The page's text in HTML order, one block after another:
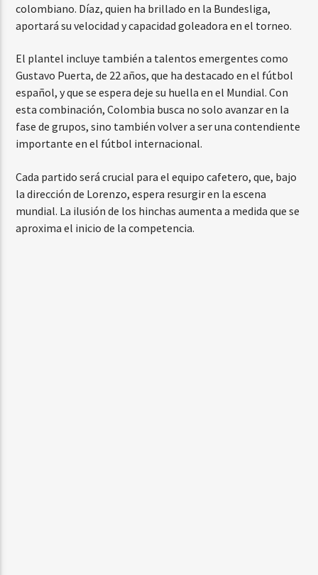
colombiano. Díaz, quien ha brillado en la Bundesliga,
aportará su velocidad y capacidad goleadora en el torneo.
El plantel incluye también a talentos emergentes como
Gustavo Puerta, de 22 años, que ha destacado en el fútbol
español, y que se espera deje su huella en el Mundial. Con
esta combinación, Colombia busca no solo avanzar en la
fase de grupos, sino también volver a ser una contendiente
importante en el fútbol internacional.
Cada partido será crucial para el equipo cafetero, que, bajo
la dirección de Lorenzo, espera resurgir en la escena
mundial. La ilusión de los hinchas aumenta a medida que se
aproxima el inicio de la competencia.